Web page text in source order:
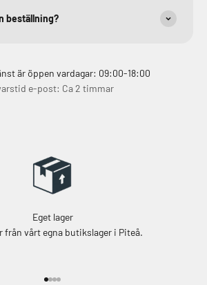
beställning?
är öppen vardagar: 09:00-18:00
e-post: Ca 2 timmar
Eget lager
från vårt egna butikslager i Piteå.